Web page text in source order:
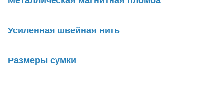
Усиленная швейная нить
Размеры сумки